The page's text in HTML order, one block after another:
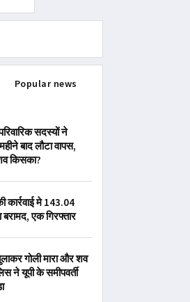
Popular news
सदस्यों ने
बाद लौटा वापस,
किसका?
कार्रवाई मे 143.04
बरामद, एक गिरफ्तार
गोली मारा और शव
ने यूपी के समीपवर्ती